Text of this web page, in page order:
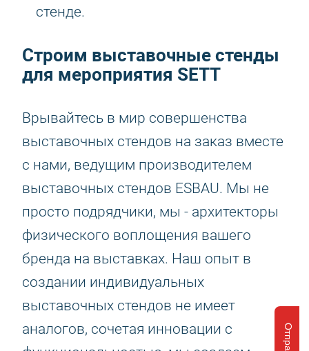
стенде.
Строим выставочные стенды
для мероприятия SETT
Врывайтесь в мир совершенства
выставочных стендов на заказ вместе
с нами, ведущим производителем
выставочных стендов ESBAU. Мы не
просто подрядчики, мы - архитекторы
физического воплощения вашего
бренда на выставках. Наш опыт в
создании индивидуальных
выставочных стендов не имеет
аналогов, сочетая инновации с